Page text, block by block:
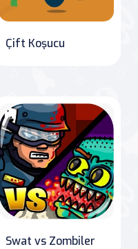
Çift Koşucu
Swat vs Zombiler